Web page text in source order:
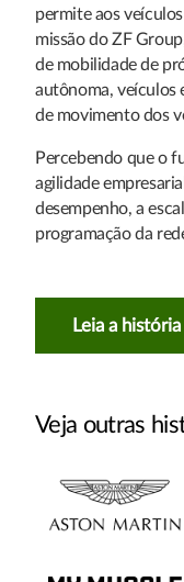
permite aos veículos
missão do ZF
de mobilidade de
autônoma, veículos
de movimento dos
Percebendo que o
agilidade
desempenho, a
programação da
Leia a história
Veja outras